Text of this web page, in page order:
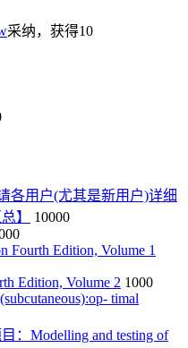
采纳，获得10
各用户(尤其是新用户)详细
】
10000
Fourth Edition, Volume 1
Edition, Volume 2 1000
timal
：Modelling and testing of